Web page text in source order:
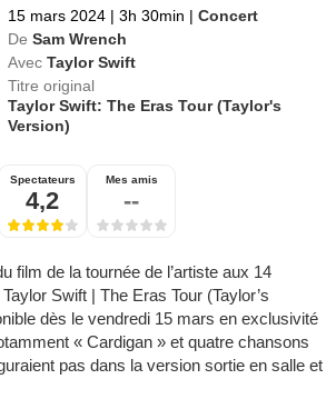
15 mars 2024 | 3h 30min | Concert
De Sam Wrench
Avec Taylor Swift
Titre original
Taylor Swift: The Eras Tour (Taylor's
Version)
Spectateurs
4,2
Mes amis
--
film de la tournée de l’artiste aux 14
Swift | The Eras Tour (Taylor’s
dès le vendredi 15 mars en exclusivité
« Cardigan » et quatre chansons
pas dans la version sortie en salle et